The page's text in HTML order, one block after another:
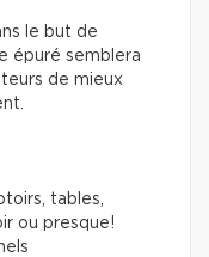
le but de
épuré semblera
de mieux
tables,
ou presque!